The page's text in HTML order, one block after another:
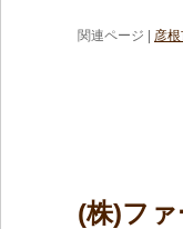
関連ページ | 彦
(株)フ